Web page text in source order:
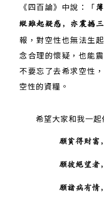
《四百論》中說：「
縱雖起疑惑，亦震撼三
報，對空性也無法生
念合理的懷疑，也能
不要忘了去希求空性
空性的資糧。
希望大家和我一起
願貧得財富
願彼絕望者
願諸病有情